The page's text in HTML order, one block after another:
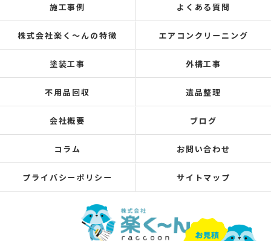
施工事例 よくある質問
株式会社楽く～んの特徴 エアコンクリーニング
塗装工事 外構工事
不用品回収 遺品整理
会社概要 ブログ
コラム お問い合わせ
プライバシーポリシー サイトマップ